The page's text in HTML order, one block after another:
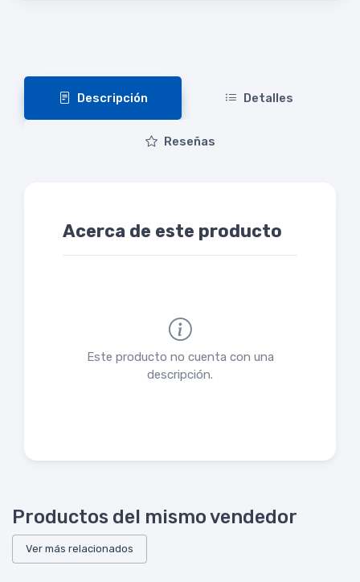
Descripción Detalles
Reseñas
Acerca de este producto
Este producto no cuenta con una
descripción.
Productos del mismo vendedor
Ver más relacionados